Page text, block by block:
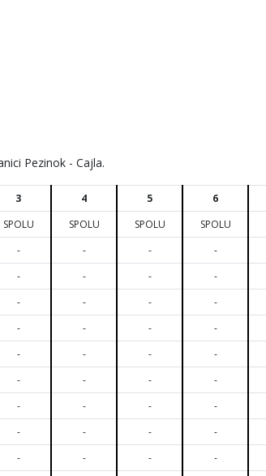
Pezinok - Cajla.
3 4 5 6
SPOLU SPOLU SPOLU SPOLU
- - - -
- - - -
- - - -
- - - -
- - - -
- - - -
- - - -
- - - -
- - - -